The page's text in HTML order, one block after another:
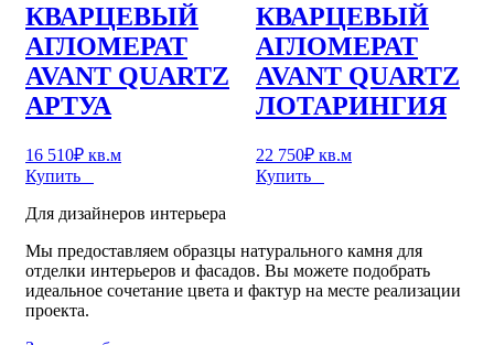
КВАРЦЕВЫЙ
АГЛОМЕРАТ
AVANT QUARTZ
АРТУА
16 510₽ кв.м
Купить
КВАРЦЕВЫЙ
АГЛОМЕРАТ
AVANT QUARTZ
ЛОТАРИНГИЯ
22 750₽ кв.м
Купить
Для дизайнеров интерьера
Мы предоставляем образцы натурального камня для
отделки интерьеров и фасадов. Вы можете подобрать
идеальное сочетание цвета и фактур на месте реализации
проекта.